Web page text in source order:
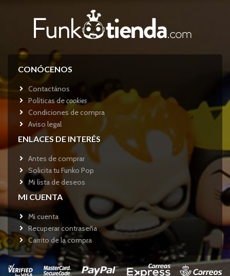
CONÓCENOS
Contactános
Políticas decookies
Condiciones de compra
Aviso legal
ENLACES DE INTERÉS
Antes de comprar
Solicita tu Funko Pop
Mi lista de deseos
MI CUENTA
Mi cuenta
Recuperar contraseña
Carrito de la compra